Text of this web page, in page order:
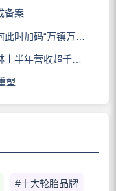
备案
加码“万镇万店”？
增；龙星炭黑斩获欧洲近万吨订单
塑
#十大轮胎品牌